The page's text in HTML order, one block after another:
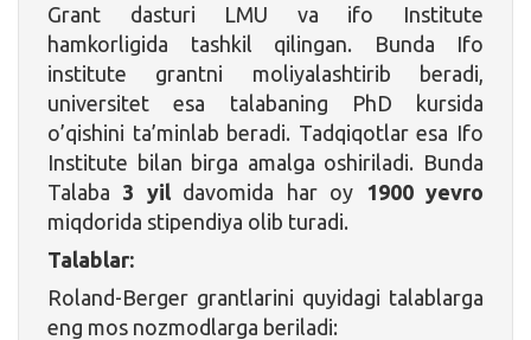
Grant dasturi LMU va ifo Institute
hamkorligida tashkil qilingan. Bunda Ifo
institute grantni moliyalashtirib beradi,
universitet esa talabaning PhD kursida
o’qishini ta’minlab beradi. Tadqiqotlar esa Ifo
Institute bilan birga amalga oshiriladi. Bunda
Talaba 3 yildavomida har oy
1900 yevro
miqdorida stipendiya olib turadi.
Talablar:
Roland-Berger grantlarini quyidagi talablarga
eng mos nozmodlarga beriladi: